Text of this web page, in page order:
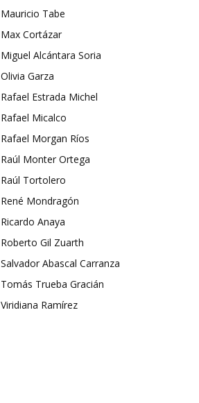
Mauricio Tabe
Max Cortázar
Miguel Alcántara Soria
Olivia Garza
Rafael Estrada Michel
Rafael Micalco
Rafael Morgan Ríos
Raúl Monter Ortega
Raúl Tortolero
René Mondragón
Ricardo Anaya
Roberto Gil Zuarth
Salvador Abascal Carranza
Tomás Trueba Gracián
Viridiana Ramírez